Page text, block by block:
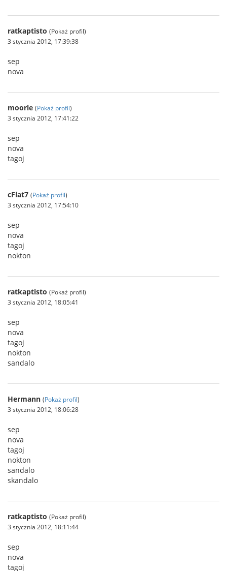
ratkaptisto (Pokaż profil)
3 stycznia 2012, 17:39:38
sep
nova
moorle (Pokaż profil)
3 stycznia 2012, 17:41:22
sep
nova
tagoj
cFlat7 (Pokaż profil)
3 stycznia 2012, 17:54:10
sep
nova
tagoj
nokton
ratkaptisto (Pokaż profil)
3 stycznia 2012, 18:05:41
sep
nova
tagoj
nokton
sandalo
Hermann (Pokaż profil)
3 stycznia 2012, 18:06:28
sep
nova
tagoj
nokton
sandalo
skandalo
ratkaptisto (Pokaż profil)
3 stycznia 2012, 18:11:44
sep
nova
tagoj